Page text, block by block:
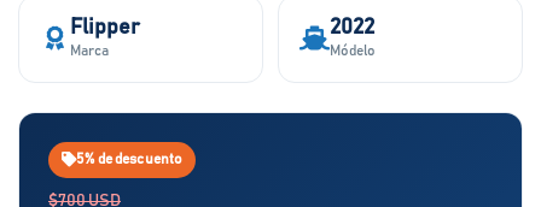
Flipper
Marca
2022
Módelo
5% de descuento
$700 USD